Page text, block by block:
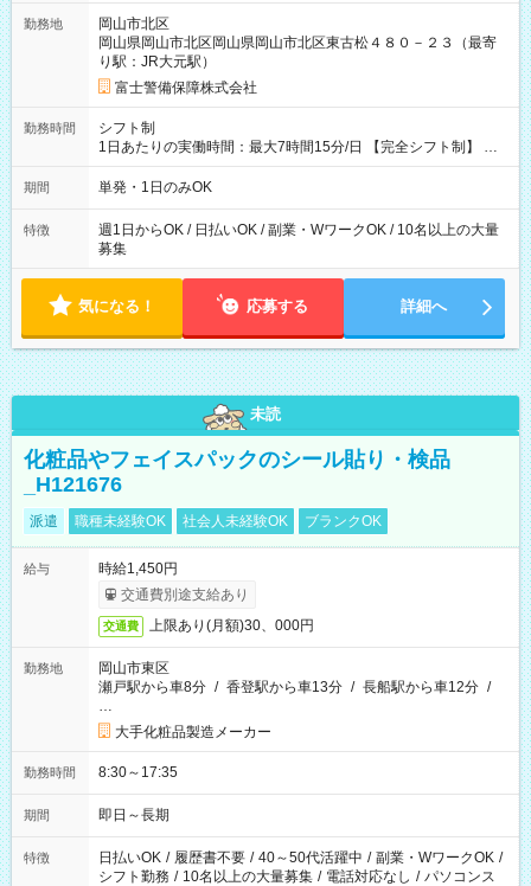
14,375円 (3)上記現場が日祝深夜の場合 17,250円 (4)上記勤務
者が現場までの運転者の場合17,250+200円＝17,450円 -----------
------------------------------- *最高日当額 17,450円* ---------------------
--------------------- より上位の資格取得やリーダー手当を取得する
と ”さらに”加算されます！ ※日当支給時振込手数料等は一切あ
勤務地
岡山市北区
岡山県岡山市北区岡山県岡山市北区東古松４８０－２３（最寄
り駅：JR大元駅）
富士警備保障株式会社
勤務時間
シフト制
1日あたりの実働時間：最大7時間15分/日 【完全シフト制】 例
(1) 8：00~17:00（休憩１h） 例(2) 13:00~16:00（早上がりでも
全額支給！） 例(3) 21:00~5:00（夜勤なら日当1.25倍！！）
期間 単発・1日のみOK
特徴
週1日からOK / 日払いOK / 副業・WワークOK / 10名以上の大量
募集
気になる！ 応募する 詳細へ
未読
化粧品やフェイスパックのシール貼り・検品
_H121676
派遣 職種未経験OK 社会人未経験OK ブランクOK
給与
時給1,450円
交通費別途支給あり
交通費 上限あり(月額)30、000円
勤務地
岡山市東区
瀬戸駅から車8分 / 香登駅から車13分 / 長船駅から車12分 /
…
大手化粧品製造メーカー
勤務時間 8:30～17:35
期間 即日～長期
特徴 日払いOK / 履歴書不要 / 40～50代活躍中 / 副業・WワークOK /
シフト勤務 / 10名以上の大量募集 / 電話対応なし / パソコンス